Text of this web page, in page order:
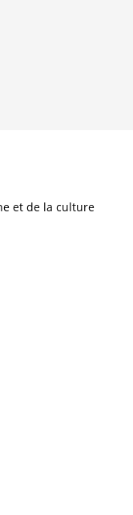
et de la culture